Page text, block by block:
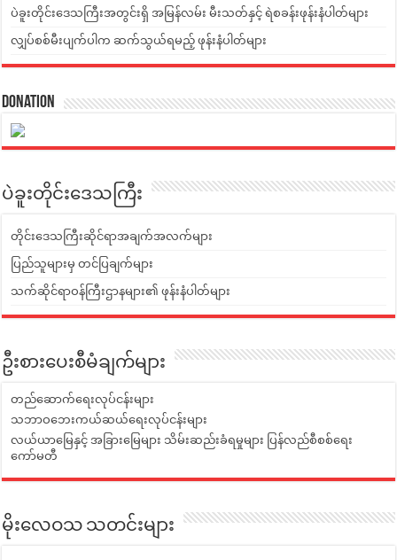
ပဲခူးတိုင်းဒေသကြီးအတွင်းရှိ အမြန်လမ်း မီးသတ်နှင့် ရဲစခန်းဖုန်းနံပါတ်များ
လျှပ်စစ်မီးပျက်ပါက ဆက်သွယ်ရမည့် ဖုန်းနံပါတ်များ
Donation
ပဲခူးတိုင်းဒေသကြီး
တိုင်းဒေသကြီးဆိုင်ရာအချက်အလက်များ
ပြည်သူများမှ တင်ပြချက်များ
သက်ဆိုင်ရာဝန်ကြီးဌာနများ၏ ဖုန်းနံပါတ်များ
ဦးစားပေးစီမံချက်များ
တည်ဆောက်ရေးလုပ်ငန်းများ
သဘာဝဘေးကယ်ဆယ်ရေးလုပ်ငန်းများ
လယ်ယာမြေနှင့် အခြားမြေများ သိမ်းဆည်းခံရမှုများ ပြန်လည်စီစစ်ရေး
ကော်မတီ
မိုးလေဝသ သတင်းများ